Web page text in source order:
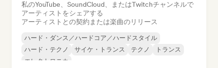
私のYouTube、SoundCloud、またはTwitchチャンネルで
アーティストをシェアする
アーティストとの契約または楽曲のリリース
ハード・ダンス／ハードコア／ハードスタイル
ハード・テクノ
サイケ・トランス テクノ
トランス
エレクトロニカ